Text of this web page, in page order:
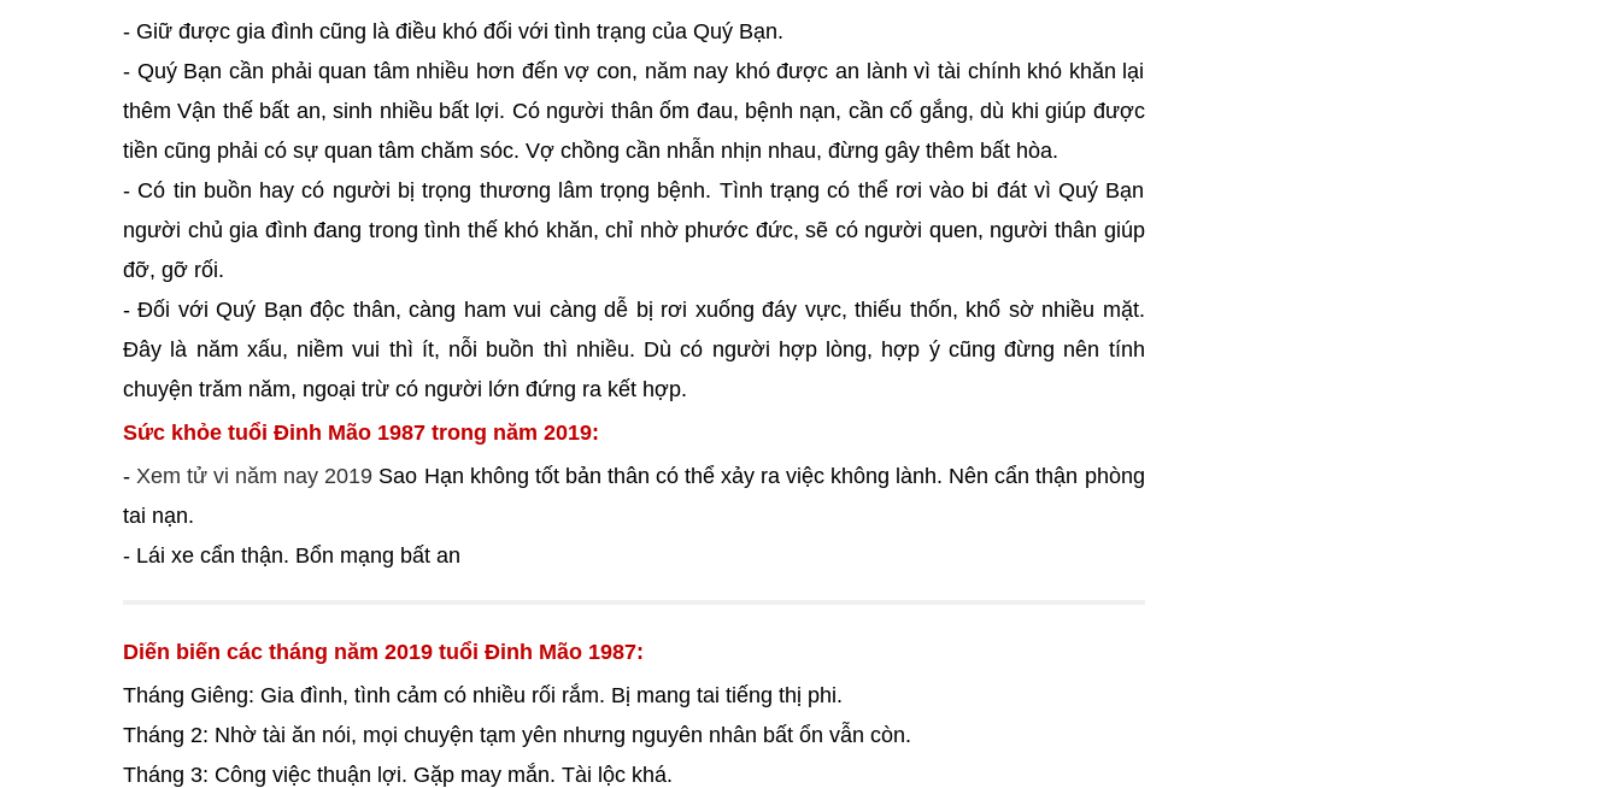
- Giữ được gia đình cũng là điều khó đối với tình trạng của Quý Bạn.
- Quý Bạn cần phải quan tâm nhiều hơn đến vợ con, năm nay khó được an lành vì tài chính khó khăn lại
thêm Vận thế bất an, sinh nhiều bất lợi. Có người thân ốm đau, bệnh nạn, cần cố gắng, dù khi giúp được
tiền cũng phải có sự quan tâm chăm sóc. Vợ chồng cần nhẫn nhịn nhau, đừng gây thêm bất hòa.
- Có tin buồn hay có người bị trọng thương lâm trọng bệnh. Tình trạng có thể rơi vào bi đát vì Quý Bạn
người chủ gia đình đang trong tình thế khó khăn, chỉ nhờ phước đức, sẽ có người quen, người thân giúp
đỡ, gỡ rối.
- Đối với Quý Bạn độc thân, càng ham vui càng dễ bị rơi xuống đáy vực, thiếu thốn, khổ sờ nhiều mặt.
Đây là năm xấu, niềm vui thì ít, nỗi buồn thì nhiều. Dù có người hợp lòng, hợp ý cũng đừng nên tính
chuyện trăm năm, ngoại trừ có người lớn đứng ra kết hợp.
Sức khỏe tuổi Đinh Mão 1987 trong năm 2019:
-Xem tử vi năm nay 2019 Sao Hạn không tốt bản thân có thể xảy ra việc không lành. Nên cẩn thận phòng
tai nạn.
- Lái xe cẩn thận. Bổn mạng bất an
Diến biến các tháng năm 2019 tuổi Đinh Mão 1987:
Tháng Giêng: Gia đình, tình cảm có nhiều rối rắm. Bị mang tai tiếng thị phi.
Tháng 2: Nhờ tài ăn nói, mọi chuyện tạm yên nhưng nguyên nhân bất ổn vẫn còn.
Tháng 3: Công việc thuận lợi. Gặp may mắn. Tài lộc khá.